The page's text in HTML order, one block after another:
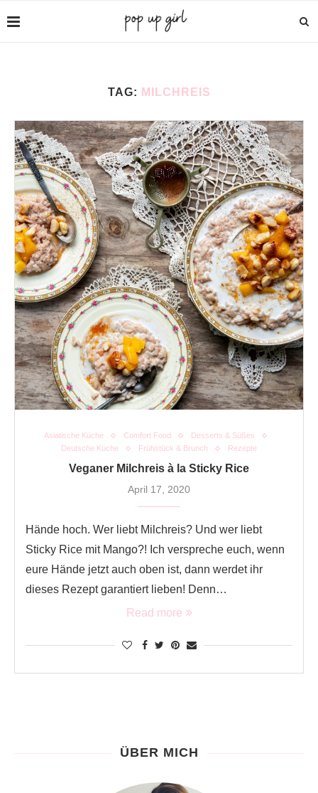
TAG: MILCHREIS
Asiatische Küche Comfort Food
Desserts & Süßes
Deutsche Küche
Frühstück & Brunch Rezepte
Veganer Milchreis à la Sticky Rice
April 17, 2020
Hände hoch. Wer liebt Milchreis? Und wer liebt
Sticky Rice mit Mango?! Ich verspreche euch, wenn
eure Hände jetzt auch oben ist, dann werdet ihr
dieses Rezept garantiert lieben! Denn…
Read more
ÜBER MICH